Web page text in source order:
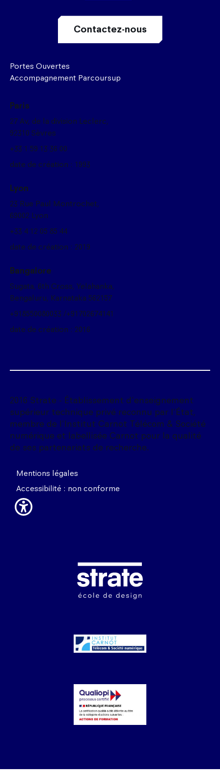
Image
2016 Strate - Établissement d'enseignement
supérieur technique privé reconnu par l'État,
membre de l'Institut Carnot Télécom & Société
numérique et labellisée Carnot pour la qualité
de ses partenariats de recherche.
Mentions légales
Accessibilité : non conforme
Portes Ouvertes
Accompagnement Parcoursup
Contactez-nous
Paris
27 Av, de la division Leclerc,
92310 Sèvres
+33 1 59 13 36 00
date de création : 1993
Lyon
23 Rue Paul Montrochet,
69002 Lyon
+33 4 12 05 85 44
date de création : 2019
Bangalore
Sugata, 6th Cross, Yelahanka,
Bengaluru, Karnataka 562157
+918550080033 /+91702674141
date de création : 2016